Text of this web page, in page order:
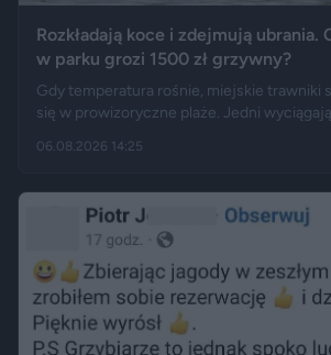
Rozkładają koce i zdejmują ubrania.
w parku grozi 1500 zł grzywny?
Gdy temperatura rośnie, miejskie trawniki
się w prowizoryczne plaże. Jedni
legalne. Jak opisują Gazeta.pl i
przez nagość, złamanie regulaminu parku
trawnika, który nie został przeznaczony do
06.08.2026 14:25